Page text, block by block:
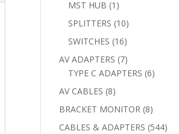
MST HUB 1 1
product
SPLITTERS 1010
products
SWITCHES 1616
products
AV ADAPTERS 77
products
TYPE C ADAPTERS 66
AV CABLES 88
products
BRACKET MONITOR 88
products
CABLES & ADAPTERS 544544